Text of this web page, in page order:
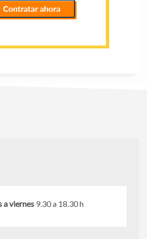
a viernes9.30 a 18.30 h